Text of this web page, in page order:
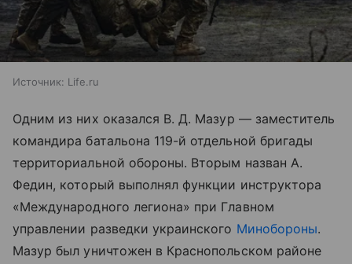
Источник: Life.ru
Одним из них оказался В. Д. Мазур — заместитель
командира батальона 119-й отдельной бригады
территориальной обороны. Вторым назван А.
Федин, который выполнял функции инструктора
«Международного легиона» при Главном
управлении разведки украинского Минобороны.
Мазур был уничтожен в Краснопольском районе